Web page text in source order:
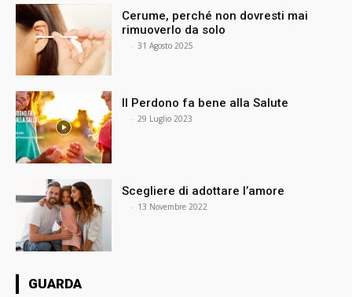
Cerume, perché non dovresti mai
rimuoverlo da solo
- 31 Agosto 2025
Il Perdono fa bene alla Salute
- 29 Luglio 2023
Scegliere di adottare l’amore
- 13 Novembre 2022
GUARDA